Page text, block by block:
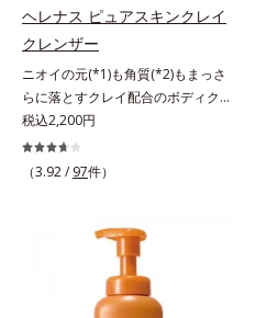
させる設計のこと
効果による*2 水添ポリイソブテン
*3 色みのこと*4 トリエトキシカプ
リリルシラン配合＝保湿成分*5 ス
クワラン、ヒアルロン酸Na、加水
分解コラーゲン
ヘレナス ピュアスキンクレイ
クレンザー
ニオイの元(*1)も角質(*2)もまっさ
らに落とすクレイ配合のボディクレ
ンザー。「へレナス」は、スキンケ
アに強みのあるオルビスとフレグラ
ンスを愛するセントピアによる共同
(*2)もまっさらにオフするボディク
レンザーです。気になるニオイ、ご
わつきの元となるのは、皮脂と古い
角質。汚れの吸着力が強い3種のク
税込2,200円
（3.92 / 97件）